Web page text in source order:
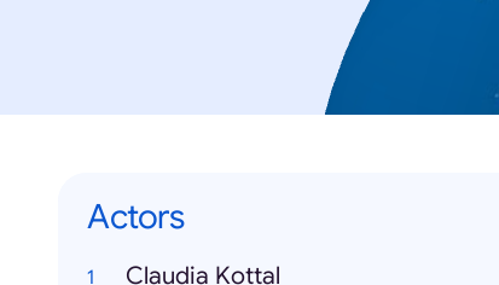
Actors
Claudia Kottal